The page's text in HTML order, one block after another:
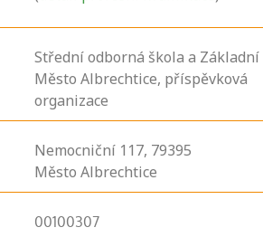
Střední odborná škola a Základní
Město Albrechtice, příspěvková
organizace
Nemocniční 117, 79395
Město Albrechtice
00100307